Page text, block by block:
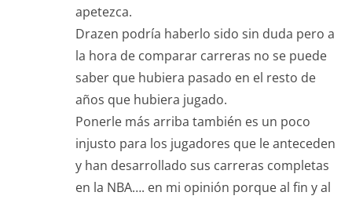
apetezca.
Drazen podría haberlo sido sin duda pero a
la hora de comparar carreras no se puede
saber que hubiera pasado en el resto de
años que hubiera jugado.
Ponerle más arriba también es un poco
injusto para los jugadores que le anteceden
y han desarrollado sus carreras completas
en la NBA…. en mi opinión porque al fin y al